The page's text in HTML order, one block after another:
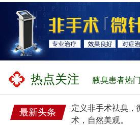
热点关注 腋臭患者热
最新头条
定义非手术祛臭，
术，自然美观。